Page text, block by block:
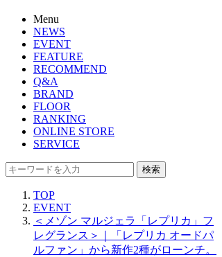
Menu
NEWS
EVENT
FEATURE
RECOMMEND
Q&A
BRAND
FLOOR
RANKING
ONLINE STORE
SERVICE
検索
TOP
EVENT
＜メゾン マルジェラ「レプリカ」フ
レグランス＞｜「レプリカ オードパ
ルファン」から新作2種がローンチ。